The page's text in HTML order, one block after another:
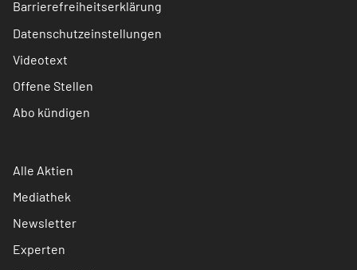
Barrierefreiheitserklärung
Datenschutzeinstellungen
Videotext
Offene Stellen
Abo kündigen
Alle Aktien
Mediathek
Newsletter
Experten